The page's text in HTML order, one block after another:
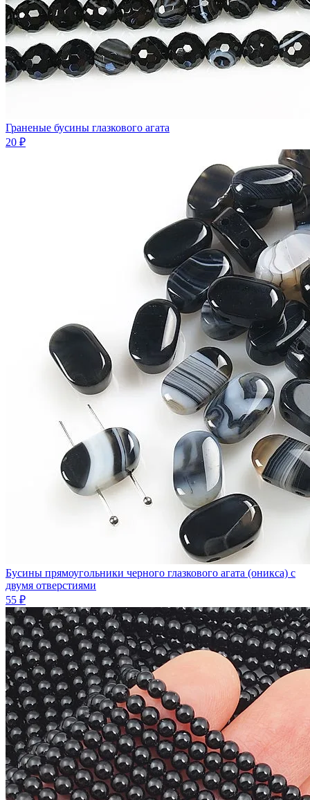
Граненые бусины глазкового агата
20 ₽
Бусины прямоугольники черного глазкового агата (оникса) с
двумя отверстиями
55 ₽